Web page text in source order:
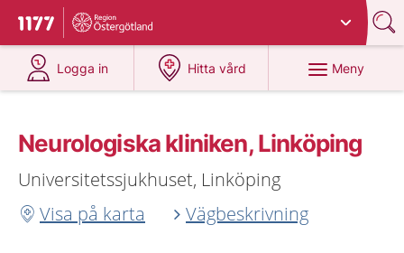
Till startsidan för 1177
Du har valt region
Logga in
på 1177.se
Hitta vård
på 1177.se
Meny
Neurologiska kliniken, Linköping
Universitetssjukhuset, Linköping
Visa på karta
Vägbeskrivning